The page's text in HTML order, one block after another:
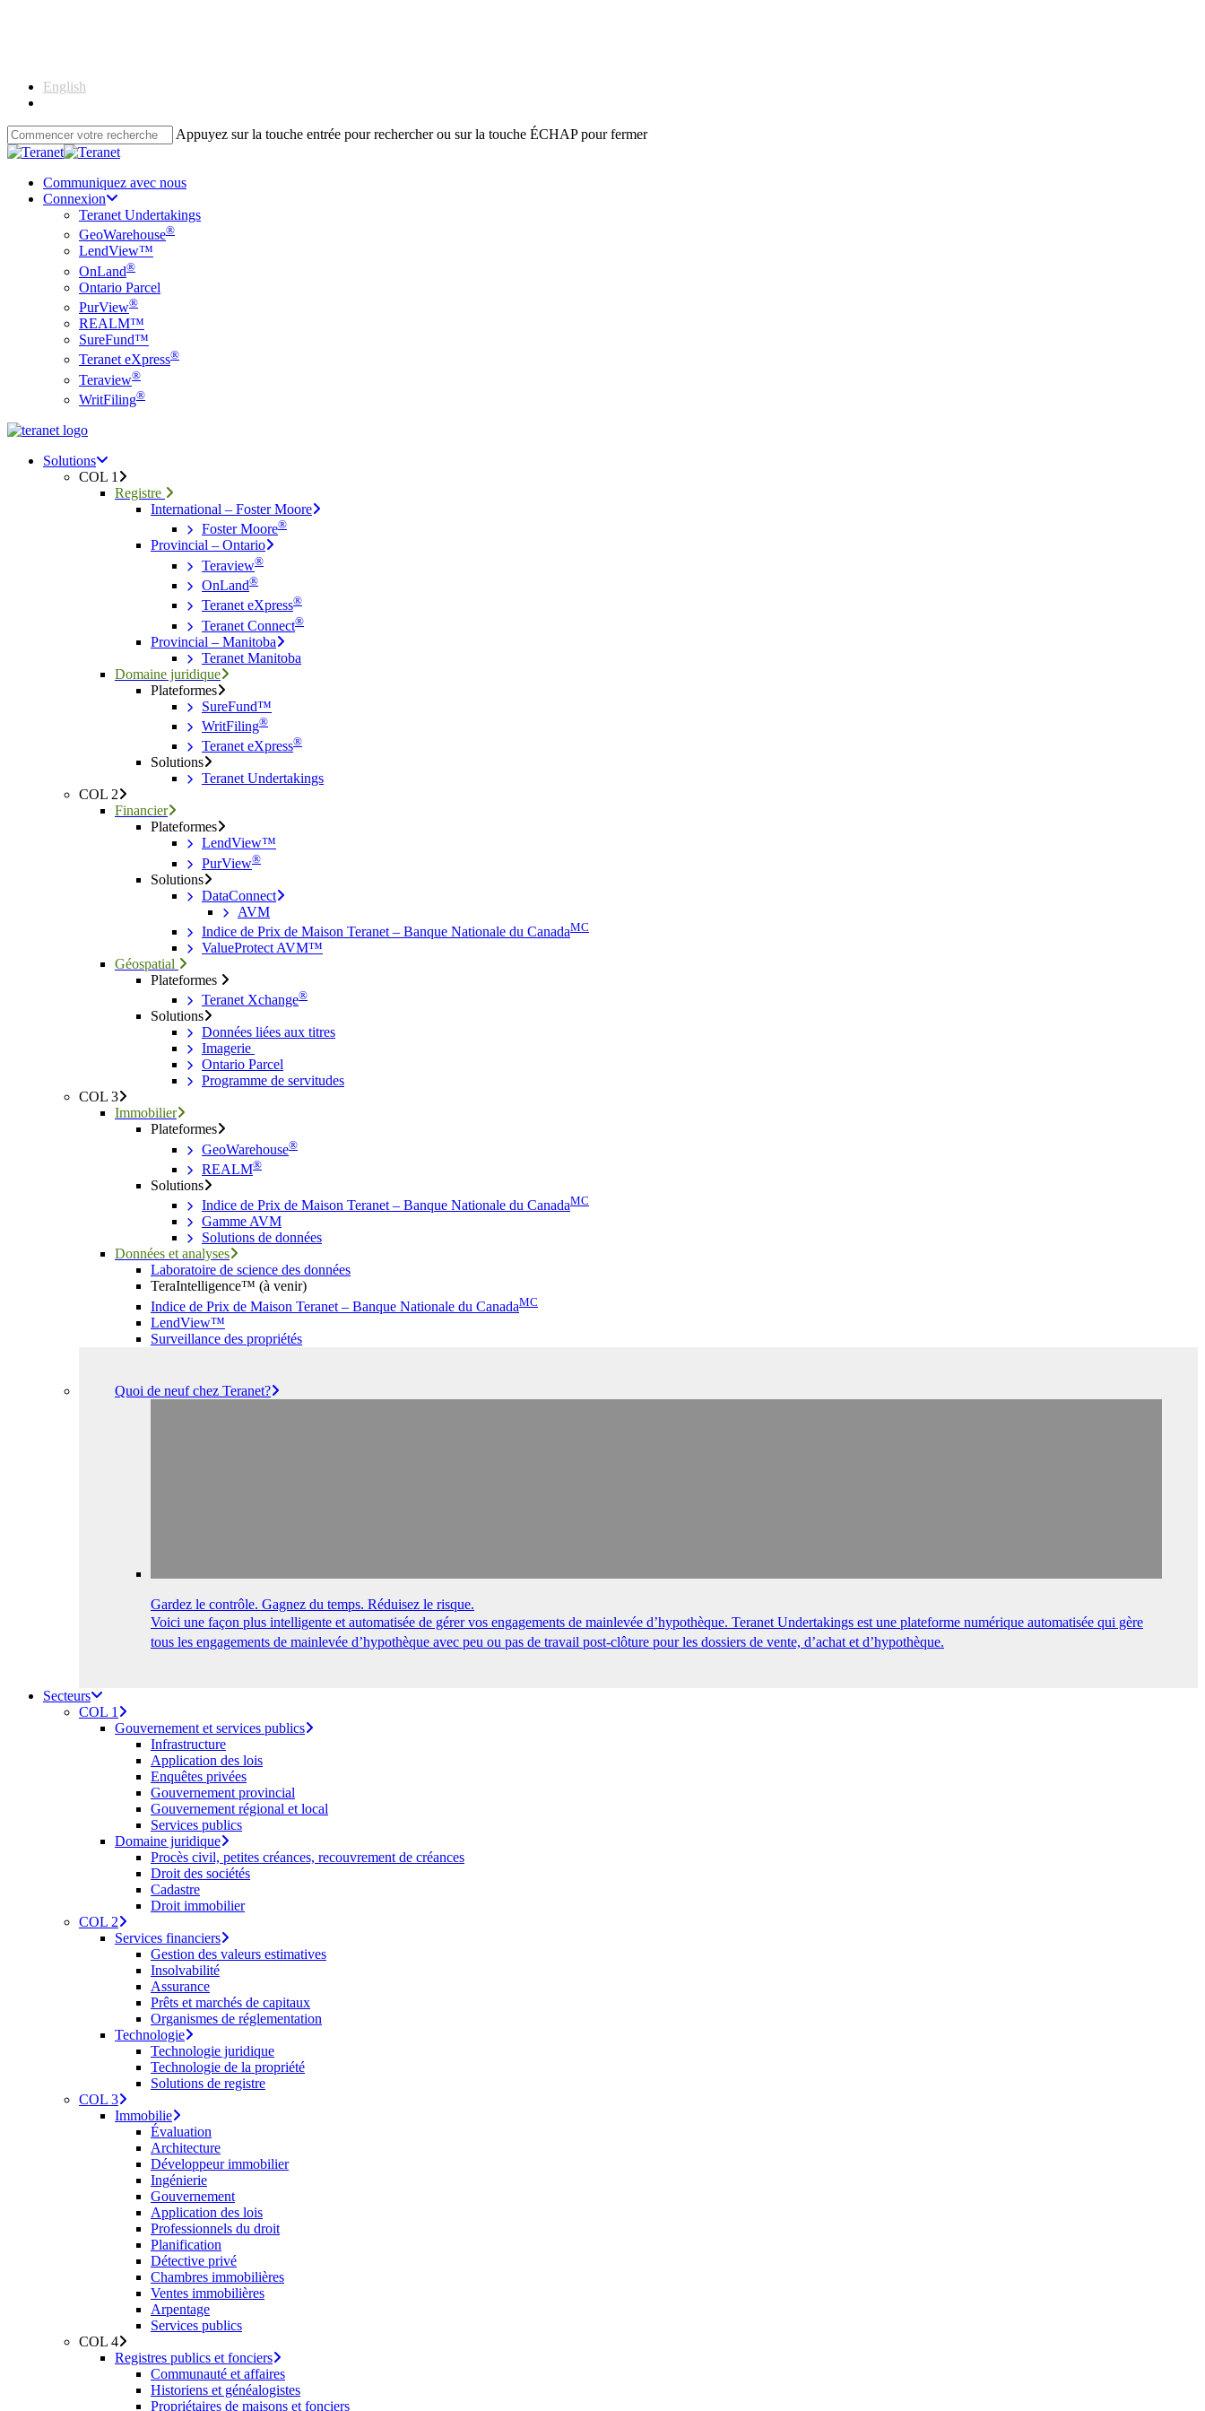
English
Appuyez sur la touche entrée pour rechercher ou sur la touche ÉCHAP pour fermer
Close
Communiquez avec nous
Connexion
Teranet Undertakings
GeoWarehouse®
LendView™
OnLand®
Ontario Parcel
PurView®
REALM™
SureFund™
Teranet eXpress®
Teraview®
WritFiling®
Menu
search
Menu
Solutions
COL 1
Registre
International – Foster Moore
Foster Moore®
Provincial – Ontario
Teraview®
OnLand®
Teranet eXpress®
Teranet Connect®
Provincial – Manitoba
Teranet Manitoba
Domaine juridique
Plateformes
SureFund™
WritFiling®
Teranet eXpress®
Solutions
Teranet Undertakings
COL 2
Financier
Plateformes
LendView™
PurView®
Solutions
DataConnect
AVM
Indice de Prix de Maison Teranet – Banque Nationale du CanadaMC
ValueProtect AVM™
Géospatial
Plateformes
Teranet Xchange®
Solutions
Données liées aux titres
Imagerie
Ontario Parcel
Programme de servitudes
COL 3
Immobilier
Plateformes
GeoWarehouse®
REALM®
Solutions
Indice de Prix de Maison Teranet – Banque Nationale du CanadaMC
Gamme AVM
Solutions de données
Données et analyses
Laboratoire de science des données
TeraIntelligence™ (à venir)
Indice de Prix de Maison Teranet – Banque Nationale du CanadaMC
LendView™
Surveillance des propriétés
Quoi de neuf chez Teranet?
Gardez le contrôle. Gagnez du temps. Réduisez le risque.
Voici une façon plus intelligente et automatisée de gérer vos engagements de mainlevée d’hypothèque. Teranet Undertakings est une plateforme numérique automatisée qui gère
tous les engagements de mainlevée d’hypothèque avec peu ou pas de travail post-clôture pour les dossiers de vente, d’achat et d’hypothèque.
Secteurs
COL 1
Gouvernement et services publics
Infrastructure
Application des lois
Enquêtes privées
Gouvernement provincial
Gouvernement régional et local
Services publics
Domaine juridique
Procès civil, petites créances, recouvrement de créances
Droit des sociétés
Cadastre
Droit immobilier
COL 2
Services financiers
Gestion des valeurs estimatives
Insolvabilité
Assurance
Prêts et marchés de capitaux
Organismes de réglementation
Technologie
Technologie juridique
Technologie de la propriété
Solutions de registre
COL 3
Immobilie
Évaluation
Architecture
Développeur immobilier
Ingénierie
Gouvernement
Application des lois
Professionnels du droit
Planification
Détective privé
Chambres immobilières
Ventes immobilières
Arpentage
Services publics
COL 4
Registres publics et fonciers
Communauté et affaires
Historiens et généalogistes
Propriétaires de maisons et fonciers